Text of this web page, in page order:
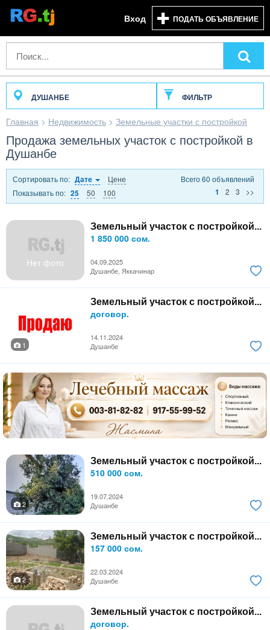
Вход ПОДАТЬ ОБЪЯВЛЕНИЕ
ДУШАНБЕ ФИЛЬТР
Главная > Недвижимость > Земельные участки с постройкой
Продажа земельных участок с постройкой в
Душанбе
Сортировать по: Дате
Цене
Показывать по: 25 50 100
Всего 60 объявлений
1
2 3 >>
Нет фото
Земельный участок с постройкой...
1 850 000 сом.
04.09.2025
Душанбе, Яккачинар
Земельный участок с постройкой...
договор.
14.11.2024
1
Душанбе
Земельный участок с постройкой...
510 000 сом.
19.07.2024
2
Душанбе
Земельный участок с постройкой...
157 000 сом.
22.03.2024
2
Душанбе
Земельный участок с постройкой...
договор.